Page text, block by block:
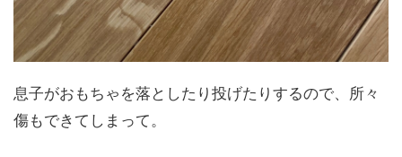
息子がおもちゃを落としたり投げたりするので、所々
傷もできてしまって。